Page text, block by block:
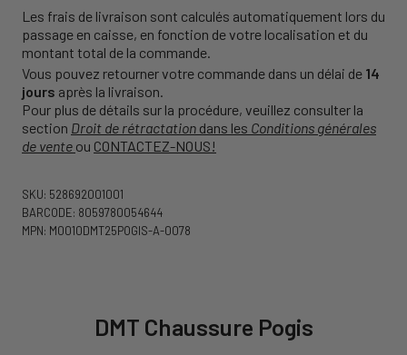
Les frais de livraison sont calculés automatiquement lors du
passage en caisse, en fonction de votre localisation et du
montant total de la commande.
Vous pouvez retourner votre commande dans un délai de 14
jours après la livraison.
Pour plus de détails sur la procédure, veuillez consulter la
section Droit de rétractation dans les Conditions générales
de vente ou CONTACTEZ-NOUS!
SKU: 528692001001
BARCODE: 8059780054644
MPN: M0010DMT25POGIS-A-0078
DMT Chaussure Pogis